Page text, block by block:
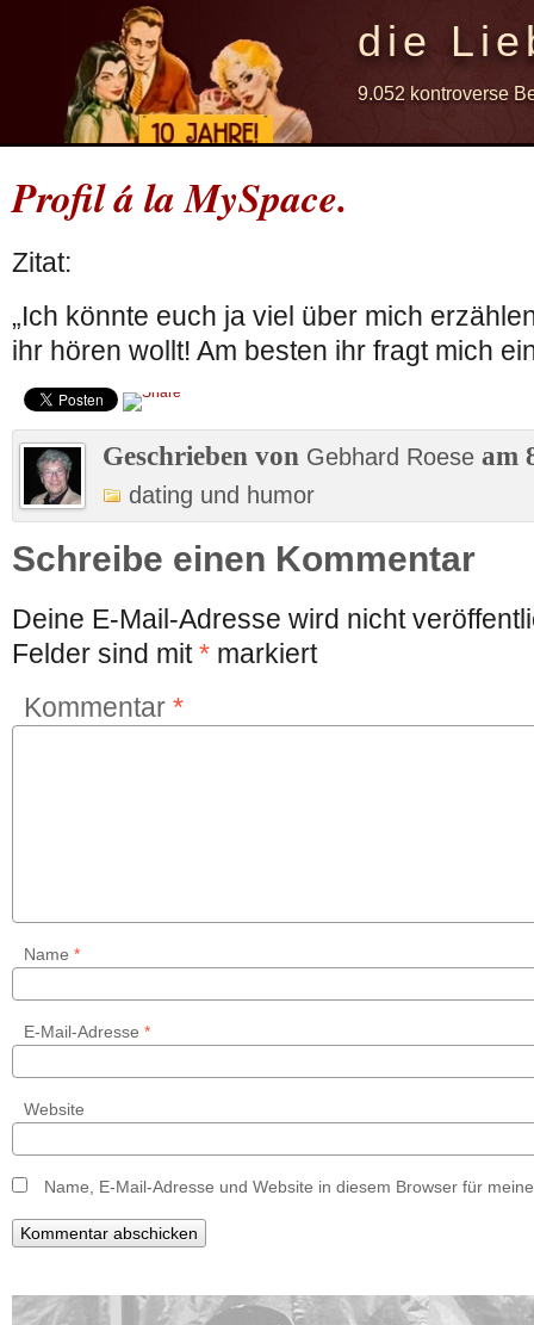
die
9.052 kontroverse
Profil á la MySpace.
Zitat:
„Ich könnte euch ja viel über mich
ihr hören wollt! Am besten ihr fragt mich
Geschrieben von Gebhard Roese am
dating und humor
Schreibe einen Kommentar
Deine E-Mail-Adresse wird nicht
Felder sind mit* markiert
Kommentar *
Name *
E-Mail-Adresse *
Website
Name, E-Mail-Adresse und Website in diesem Browser für